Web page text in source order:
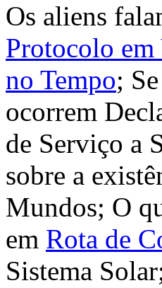
Os aliens
Protocolo em
no Tempo;
ocorrem
de Serviço a
sobre a
Mundos; O
em Rota de
Sistema